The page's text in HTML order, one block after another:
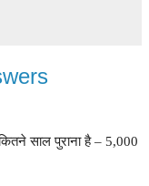
साल पुराना है – 5,000